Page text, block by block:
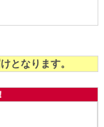
となります。